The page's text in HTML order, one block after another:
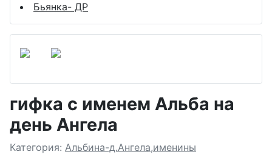
Бьянка- ДР
гифка с именем Альба на
день Ангела
Подробности
Категория: Альбина-д.Ангела,именины